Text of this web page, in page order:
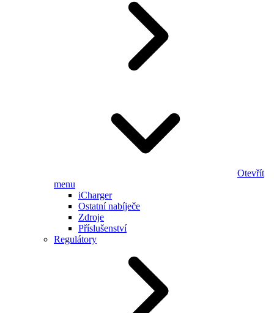
Otevřít
menu
iCharger
Ostatní nabíječe
Zdroje
Příslušenství
Regulátory